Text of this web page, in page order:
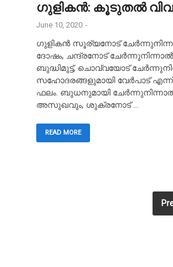
ഗുളികൻ: കൂടുതൽ
June 10, 2020 -
ഗുളികൻ സൂര്യനോട്
ദോഷം, ചന്ദ്രനോട്
ബുദ്ധിമുട്ട്, ചൊവ്വയോട്
സഹോദരങ്ങളുമായി വേർപാട്
ഫലം. ബുധനുമായി
അസുഖവും, ശുക്രനോട് …
READ MORE